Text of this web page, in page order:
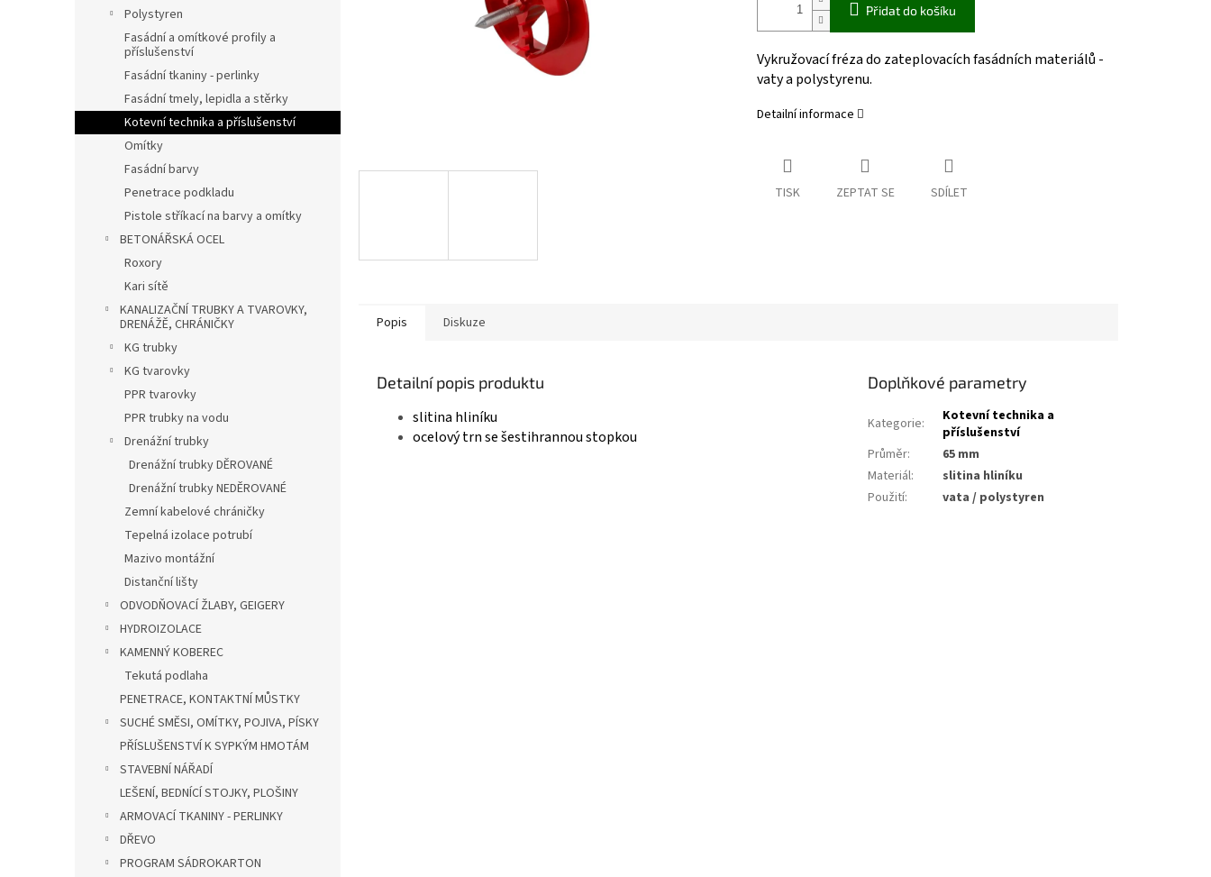
Polystyren
Fasádní a omítkové profily a
příslušenství
Fasádní tkaniny - perlinky
Fasádní tmely, lepidla a stěrky
Kotevní technika a příslušenství
Omítky
Fasádní barvy
Penetrace podkladu
Pistole stříkací na barvy a omítky
BETONÁŘSKÁ OCEL
Roxory
Kari sítě
KANALIZAČNÍ TRUBKY A TVAROVKY,
DRENÁŽĚ, CHRÁNIČKY
KG trubky
KG tvarovky
PPR tvarovky
PPR trubky na vodu
Drenážní trubky
Drenážní trubky DĚROVANÉ
Drenážní trubky NEDĚROVANÉ
Zemní kabelové chráničky
Tepelná izolace potrubí
Mazivo montážní
Distanční lišty
ODVODŇOVACÍ ŽLABY, GEIGERY
HYDROIZOLACE
KAMENNÝ KOBEREC
Tekutá podlaha
PENETRACE, KONTAKTNÍ MŮSTKY
SUCHÉ SMĚSI, OMÍTKY, POJIVA, PÍSKY
PŘÍSLUŠENSTVÍ K SYPKÝM HMOTÁM
STAVEBNÍ NÁŘADÍ
LEŠENÍ, BEDNÍCÍ STOJKY, PLOŠINY
ARMOVACÍ TKANINY - PERLINKY
DŘEVO
PROGRAM SÁDROKARTON
Přidat do košíku
Vykružovací fréza do zateplovacích fasádních materiálů -
vaty a polystyrenu.
Detailní informace
TISK ZEPTAT SE SDÍLET
Popis Diskuze
Detailní popis produktu
slitina hliníku
ocelový trn se šestihrannou stopkou
Doplňkové parametry
Kategorie:
Kotevní technika a
příslušenství
Průměr:
65 mm
Materiál:
slitina hliníku
Použití: vata / polystyren